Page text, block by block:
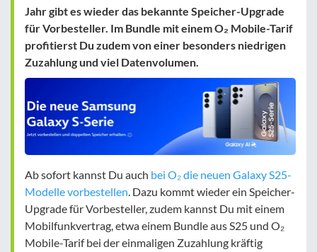
Jahr gibt es wieder das bekannte Speicher-Upgrade
für Vorbesteller. Im Bundle mit einem O₂ Mobile-Tarif
profitierst Du zudem von einer besonders niedrigen
Zuzahlung und viel Datenvolumen.
Ab sofort kannst Du auch bei O₂ die neuen Galaxy S25-
Modelle vorbestellen . Dazu kommt wieder ein Speicher-
Upgrade für Vorbesteller, zudem kannst Du mit einem
Mobilfunkvertrag, etwa einem Bundle aus S25 und O₂
Mobile-Tarif bei der einmaligen Zuzahlung kräftig